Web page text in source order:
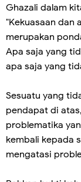
Ghazali dalam
"Kekuasaan dan
merupakan
Apa saja yang
apa saja yang
Sesuatu yang
pendapat di
problematika
kembali kepada
mengatasi